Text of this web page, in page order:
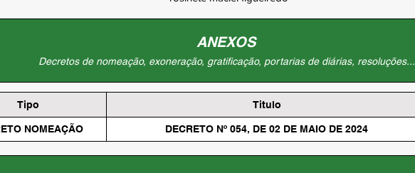
ANEXOS
Decretos de nomeação, exoneração, gratificação, portarias de diárias, resoluções...
Tipo Titulo
NOMEAÇÃO DECRETO Nº 054, DE 02 DE MAIO DE 2024